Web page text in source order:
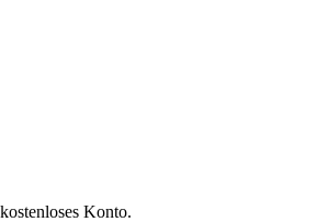
Konto.